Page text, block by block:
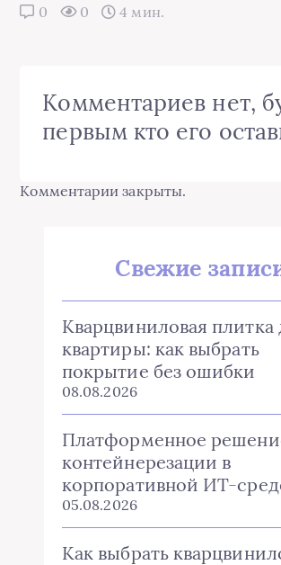
0 0 4 мин.
Комментариев нет,
первым кто его
Комментарии закрыты.
Свежие
Кварцвиниловая плитка
квартиры: как выбрать
покрытие без ошибки
08.08.2026
Платформенное
контейнерезации в
корпоративной ИТ-
05.08.2026
Как выбрать